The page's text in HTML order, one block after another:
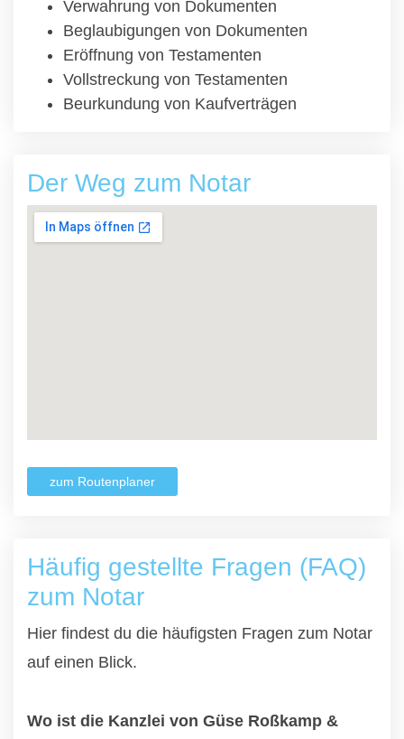
Verwahrung von Dokumenten
Beglaubigungen von Dokumenten
Eröffnung von Testamenten
Vollstreckung von Testamenten
Beurkundung von Kaufverträgen
Der Weg zum Notar
zum Routenplaner
Häufig gestellte Fragen (FAQ)
zum Notar
Hier findest du die häufigsten Fragen zum Notar
auf einen Blick.
Wo ist die Kanzlei von Güse Roßkamp &